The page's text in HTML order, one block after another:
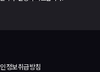
정보취급방침